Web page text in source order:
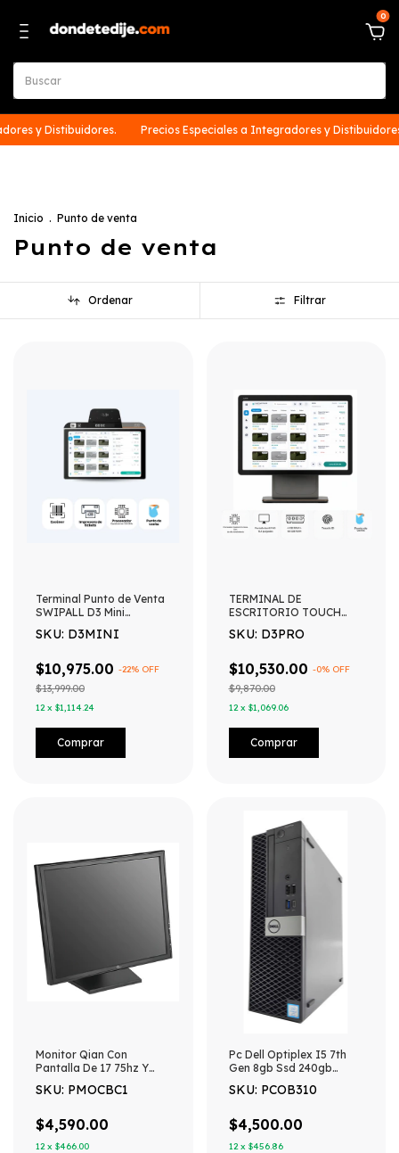
0
Precios Especiales a Integradores y Distibuidores.
Inicio . Punto de venta
Punto de venta
Ordenar Filtrar
Terminal Punto de Venta
SWIPALL D3 Mini
impresora, software
y lector codigo de barras
integrado
SKU: D3MINI
$10,975.00 -22% OFF
$13,999.00
12 x $1,114.24
TERMINAL DE
ESCRITORIO TOUCH
SWIPALL D3PRO
SKU: D3PRO
$10,530.00 -0% OFF
$9,870.00
12 x $1,069.06
Monitor Qian Con
Pantalla De 17 75hz Y
SKU: PMOCBC1
$4,590.00
12 x $466.00
Pc Dell Optiplex I5 7th
Gen 8gb Ssd 240gb
Gráficos Integrados
SKU: PCOB310
$4,500.00
12 x $456.86